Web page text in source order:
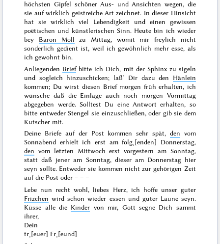
höchsten Gipfel schöner Aus- und Ansichten wegen, die
sie auf wirklich geistreiche Art zeichnet. In dieser Hinsicht
hat sie wirklich viel Lebendigkeit und einen gewissen
poëtischen und künstlerischen Sinn. Heute bin ich wieder
bey Baron Moll zu Mittag, womit mir freylich nicht
sonderlich gedient ist, weil ich gewöhnlich mehr esse, als
ich gewohnt bin.
Anliegenden Briefbitte ich Dich, mit der Sphinx zu sigeln
und sogleich hinzuschicken; laß’ Dir dazu den Hänlein
kommen; Du wirst diesen Brief morgen früh erhalten, ich
wünsche daß die Einlage auch noch morgen Vormittag
abgegeben werde. Solltest Du eine Antwort erhalten, so
bitte entweder Stengel sie einzuschließen, oder gib sie dem
Kutscher mit.
Deine Briefe auf der Post kommen sehr spät, den vom
Sonnabend erhielt ich erst am folg˖[enden] Donnerstag,
den vom letzten Mittwocherstvorgestern am Sonntag,
statt daß jener am Sonntag, dieser am Donnerstag hier
seyn sollte. Entweder sie kommen nicht zur gehörigen Zeit
auf die Post oder – – –
Lebe nun recht wohl, liebes Herz, ich hoffe unser guter
Frizchen wird schon wieder essen und guter Laune seyn.
Küsse alle die Kinder von mir, Gott segne Dich sammt
ihrer,
Dein
tr˖[euer] Fr˖[eund]